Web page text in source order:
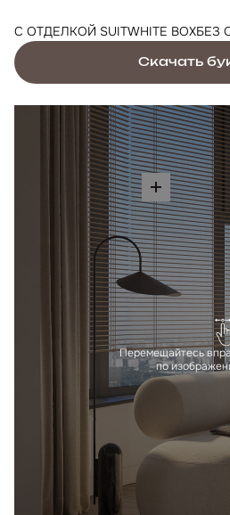
С ОТДЕЛКОЙ SUITWHITE BOXБЕЗ
Скачать
Перемещайтесь
по